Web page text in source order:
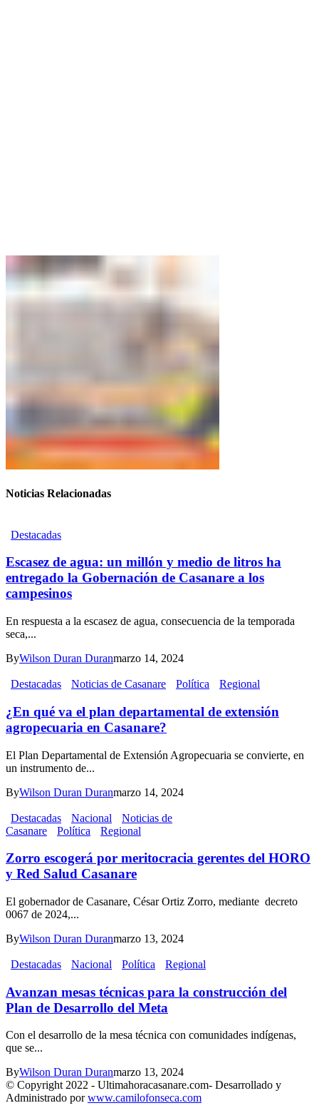
Noticias Relacionadas
Destacadas
Escasez de agua: un millón y medio de litros ha
entregado la Gobernación de Casanare a los
campesinos
En respuesta a la escasez de agua, consecuencia de la temporada
seca,...
ByWilson Duran Duranmarzo 14, 2024
Destacadas Noticias de Casanare Política Regional
¿En qué va el plan departamental de extensión
agropecuaria en Casanare?
El Plan Departamental de Extensión Agropecuaria se convierte, en
un instrumento de...
ByWilson Duran Duranmarzo 14, 2024
Destacadas Nacional
Noticias de
Casanare
Política Regional
Zorro escogerá por meritocracia gerentes del HORO
y Red Salud Casanare
El gobernador de Casanare, César Ortiz Zorro, mediante decreto
0067 de 2024,...
ByWilson Duran Duranmarzo 13, 2024
Destacadas Nacional Política Regional
Avanzan mesas técnicas para la construcción del
Plan de Desarrollo del Meta
Con el desarrollo de la mesa técnica con comunidades indígenas,
que se...
ByWilson Duran Duranmarzo 13, 2024
© Copyright 2022 - Ultimahoracasanare.com- Desarrollado y
Administrado porwww.camilofonseca.com